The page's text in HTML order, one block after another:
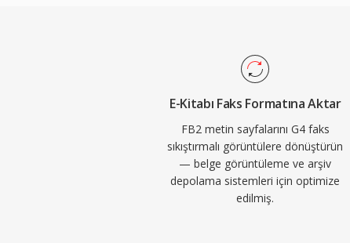
E-Kitabı Faks Formatına Aktar
FB2 metin sayfalarını G4 faks
sıkıştırmalı görüntülere dönüştürün
— belge görüntüleme ve arşiv
depolama sistemleri için optimize
edilmiş.